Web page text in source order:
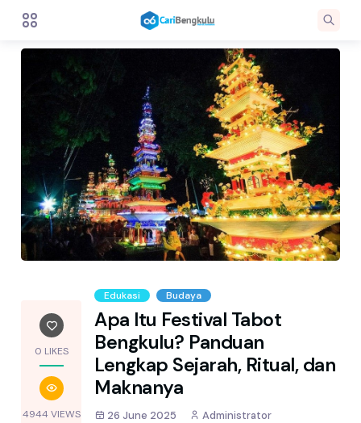
0 LIKES
4944 VIEWS
Edukasi Budaya
Apa Itu Festival Tabot
Bengkulu? Panduan
Lengkap Sejarah, Ritual, dan
Maknanya
26 June 2025 Administrator